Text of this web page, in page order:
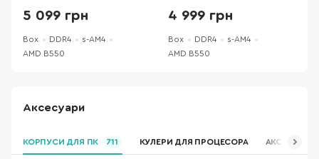
5 099 грн
Box DDR4
s-AM4
AMD B550
4 999 грн
Box DDR4
s-AM4
AMD B550
Аксесуари
КОРПУСИ ДЛЯ ПК 711 КУЛЕРИ ДЛЯ ПРОЦЕСОРА АКСЕСУАРИ